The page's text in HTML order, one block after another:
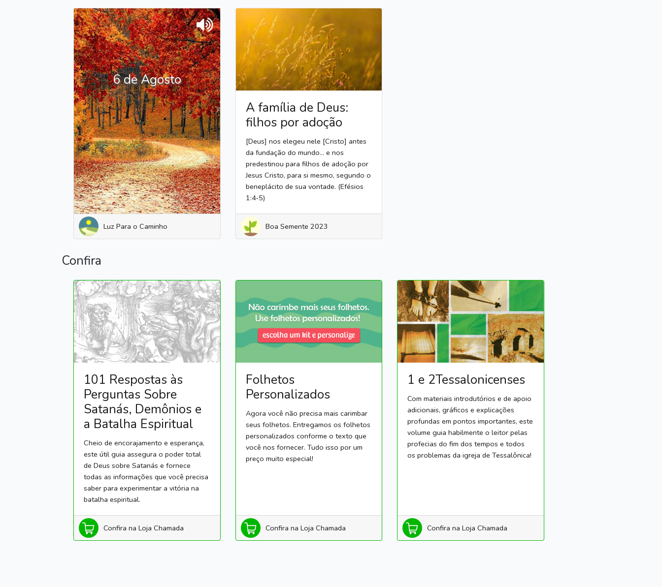
6 de Agosto
Luz Para o Caminho
A família de Deus:
filhos por adoção
[Deus] nos elegeu nele [Cristo] antes
da fundação do mundo… e nos
predestinou para filhos de adoção por
Jesus Cristo, para si mesmo, segundo o
beneplácito de sua vontade. (Efésios
1:4‑5)
Boa Semente 2023
Confira
101 Respostas às
Perguntas Sobre
Satanás, Demônios e
a Batalha Espiritual
Cheio de encorajamento e esperança,
este útil guia assegura o poder total
de Deus sobre Satanás e fornece
todas as informações que você precisa
saber para experimentar a vitória na
batalha espiritual.
Confira na Loja Chamada
Folhetos
Personalizados
Agora você não precisa mais carimbar
seus folhetos. Entregamos os folhetos
personalizados conforme o texto que
você nos fornecer. Tudo isso por um
preço muito especial!
Confira na Loja Chamada
1 e 2Tessalonicenses
Com materiais introdutórios e de apoio
adicionais, gráficos e explicações
profundas em pontos importantes, este
volume guia habilmente o leitor pelas
profecias do fim dos tempos e todos
os problemas da igreja de Tessalônica!
Confira na Loja Chamada